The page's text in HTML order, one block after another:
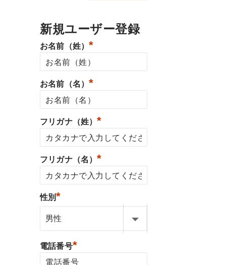
新規ユーザー登録
お名前（姓）*
お名前（名）*
フリガナ（姓）*
フリガナ（名）*
性別*
電話番号*